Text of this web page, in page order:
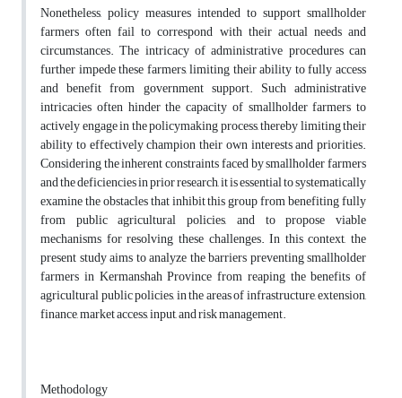
Nonetheless, policy measures intended to support smallholder
farmers often fail to correspond with their actual needs and
circumstances. The intricacy of administrative procedures can
further impede these farmers, limiting their ability to fully access
and benefit from government support. Such administrative
intricacies often hinder the capacity of smallholder farmers to
actively engage in the policymaking process, thereby limiting their
ability to effectively champion their own interests and priorities.
Considering the inherent constraints faced by smallholder farmers
and the deficiencies in prior research, it is essential to systematically
examine the obstacles that inhibit this group from benefiting fully
from public agricultural policies, and to propose viable
mechanisms for resolving these challenges. In this context, the
present study aims to analyze the barriers preventing smallholder
farmers in Kermanshah Province from reaping the benefits of
agricultural public policies, in the areas of infrastructure, extension,
finance, market access, input, and risk management.
Methodology